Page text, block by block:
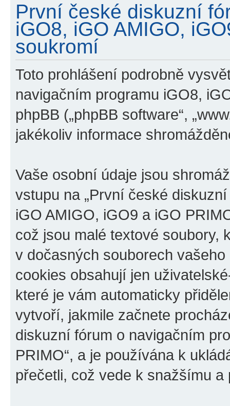
První české diskuzní
iGO8, iGO AMIGO,
soukromí
Toto prohlášení podrobně
navigačním programu iGO8,
phpBB („phpBB software“,
jakékoliv informace
Vaše osobní údaje jsou
vstupu na „První české
iGO AMIGO, iGO9 a iGO
což jsou malé textové soubory,
v dočasných souborech
cookies obsahují jen
které je vám automaticky
vytvoří, jakmile začnete
diskuzní fórum o navigačním
PRIMO“, a je používána k
přečetli, což vede k snažšímu